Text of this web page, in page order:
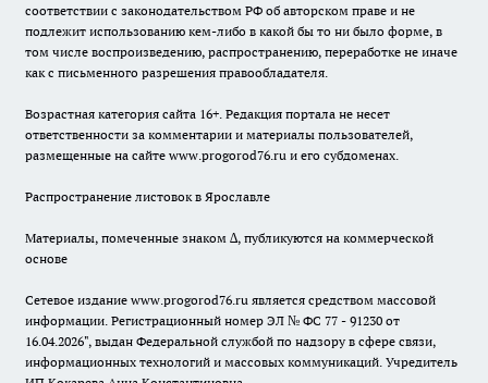
соответствии с законодательством РФ об авторском праве и не
подлежит использованию кем-либо в какой бы то ни было форме, в
том числе воспроизведению, распространению, переработке не иначе
как с письменного разрешения правообладателя.
Возрастная категория сайта 16+. Редакция портала не несет
ответственности за комментарии и материалы пользователей,
размещенные на сайте www.progorod76.ru и его субдоменах.
Распространение листовок в Ярославле
Материалы, помеченные знаком ∆, публикуются на коммерческой
основе
Сетевое издание www.progorod76.ru является средством массовой
информации. Регистрационный номер ЭЛ № ФС 77 - 91230 от
16.04.2026", выдан Федеральной службой по надзору в сфере связи,
информационных технологий и массовых коммуникаций. Учредитель